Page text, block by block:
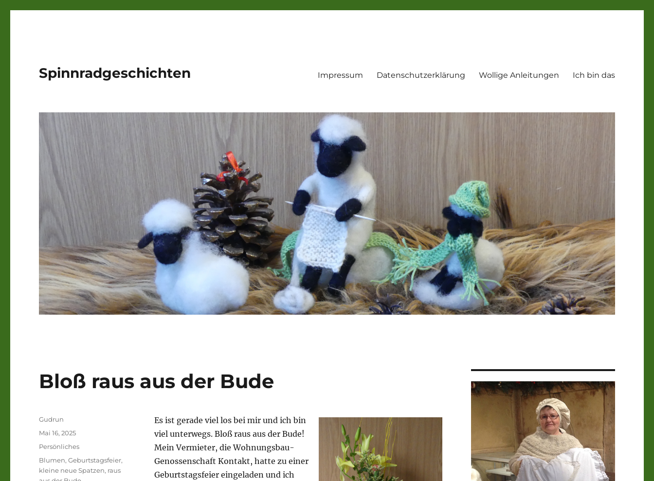
Spinnradgeschichten Impressum Datenschutzerklärung Wollige Anleitungen Ich bin das
Bloß raus aus der Bude
Es ist gerade viel los bei mir und ich bin
viel unterwegs. Bloß raus aus der Bude!
Mein Vermieter, die Wohnungsbau-
Genossenschaft Kontakt, hatte zu einer
Geburtstagsfeier eingeladen und ich
Autor
Gudrun
Veröffentlicht
am
Mai 16, 2025
Kategorien
Persönliches
Schlagwörter
Blumen,Geburtstagsfeier,
kleine neue Spatzen, raus